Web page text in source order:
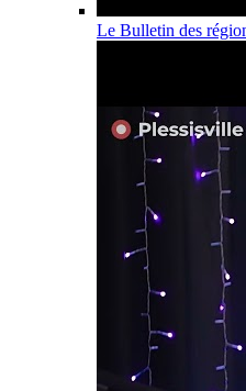
Le Bulletin des